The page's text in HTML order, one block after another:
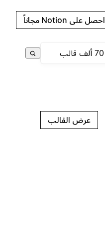
احصل على Notion مجاناً
عرض القالب